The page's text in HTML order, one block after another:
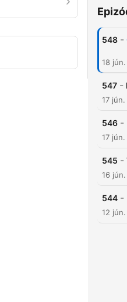
548 -
18
547 -
17
546 -
17
545 -
16
544 -
12